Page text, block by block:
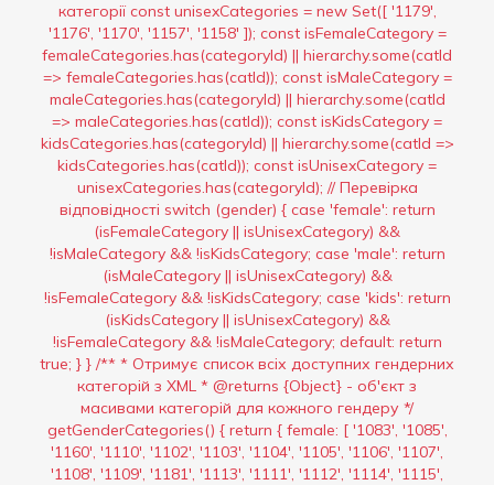
категорії const unisexCategories = new Set([ '1179',
'1176', '1170', '1157', '1158' ]); const isFemaleCategory =
femaleCategories.has(categoryId) || hierarchy.some(catId
=> femaleCategories.has(catId)); const isMaleCategory =
maleCategories.has(categoryId) || hierarchy.some(catId
=> maleCategories.has(catId)); const isKidsCategory =
kidsCategories.has(categoryId) || hierarchy.some(catId =>
kidsCategories.has(catId)); const isUnisexCategory =
unisexCategories.has(categoryId); // Перевірка
відповідності switch (gender) { case 'female': return
(isFemaleCategory || isUnisexCategory) &&
!isMaleCategory && !isKidsCategory; case 'male': return
(isMaleCategory || isUnisexCategory) &&
!isFemaleCategory && !isKidsCategory; case 'kids': return
(isKidsCategory || isUnisexCategory) &&
!isFemaleCategory && !isMaleCategory; default: return
true; } } /** * Отримує список всіх доступних гендерних
категорій з XML * @returns {Object} - об'єкт з
масивами категорій для кожного гендеру */
getGenderCategories() { return { female: [ '1083', '1085',
'1160', '1110', '1102', '1103', '1104', '1105', '1106', '1107',
'1108', '1109', '1181', '1113', '1111', '1112', '1114', '1115',